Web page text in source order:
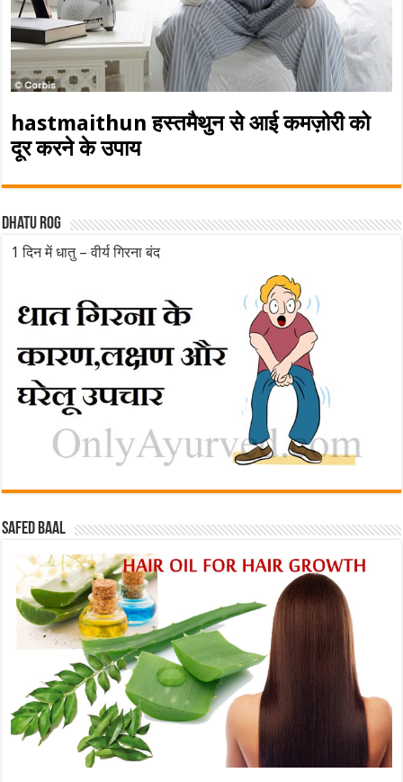
hastmaithun हस्तमैथुन से आई कमज़ोरी को
दूर करने के उपाय
Dhatu rog
1 दिन में धातु – वीर्य गिरना बंद
Safed baal